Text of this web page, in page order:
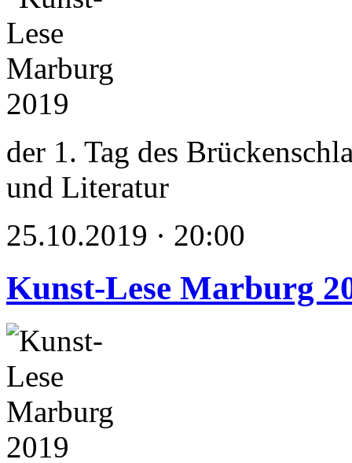
der 1. Tag des
und Literatur
25.10.2019 · 20:00
Kunst-Lese Marburg